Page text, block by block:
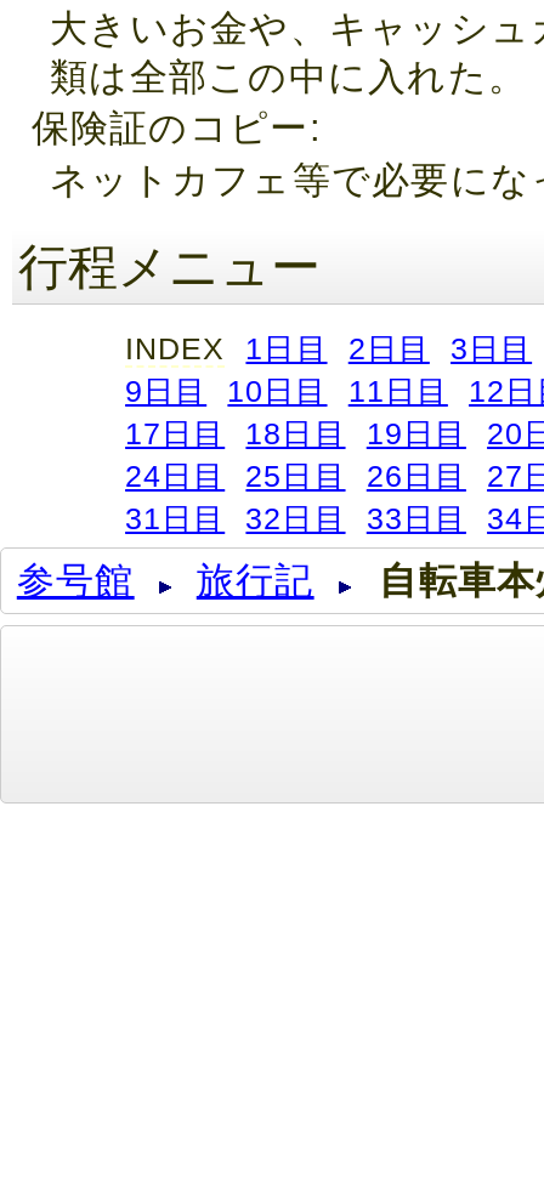
大きいお金や、キャッシ
類は全部この中に入れた。
保険証のコピー
ネットカフェ等で必要に
行程メニュー
INDEX 1日目 2日目
3日目
9日目
10日目 11日目
12日
17日目
18日目 19日目
20
24日目
25日目 26日目
27
31日目
32日目 33日目 34
参号館 旅行記 自転車